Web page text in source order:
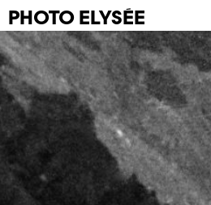
PHOTO ELYSÉE